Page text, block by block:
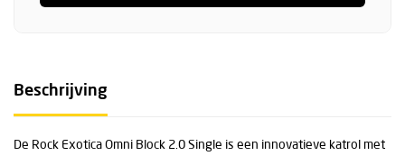
Beschrijving
De Rock Exotica Omni Block 2.0 Single is een innovatieve katrol met